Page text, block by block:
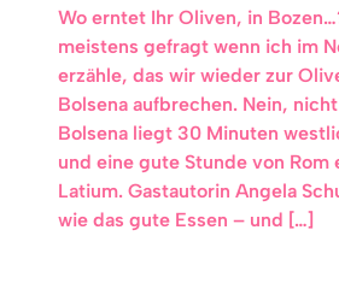
Wo erntet Ihr Oliven, in
meistens gefragt wenn ich im
erzähle, das wir wieder zur
Bolsena aufbrechen. Nein,
Bolsena liegt 30 Minuten
und eine gute Stunde von Rom
Latium. Gastautorin Angela
wie das gute Essen – und […]